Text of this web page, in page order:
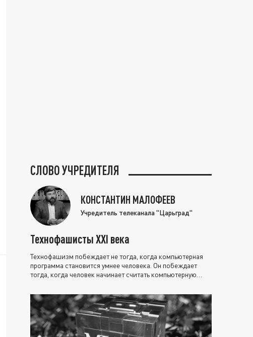
СЛОВО УЧРЕДИТЕЛЯ
КОНСТАНТИН МАЛОФЕЕВ
Учредитель телеканала "Царьград"
Технофашисты XXI века
Технофашизм побеждает не тогда, когда компьютерная
программа становится умнее человека. Он побеждает
тогда, когда человек начинает считать компьютерную